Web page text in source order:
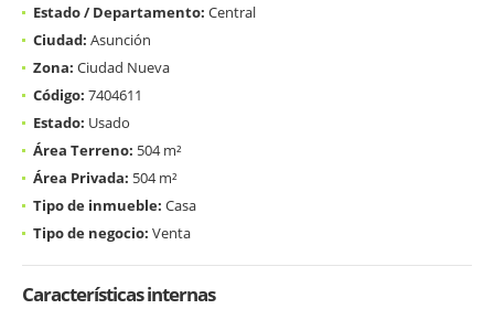
Estado / Departamento: Central
Ciudad: Asunción
Zona: Ciudad Nueva
Código: 7404611
Estado: Usado
Área Terreno: 504 m²
Área Privada: 504 m²
Tipo de inmueble: Casa
Tipo de negocio: Venta
Características internas